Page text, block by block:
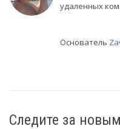
удаленных
Основатель
Следите за